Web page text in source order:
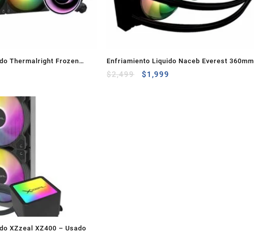
Thermalright Frozen
Amd / Intel
Enfriamiento Liquido Naceb Everest 360mm
Negro
$2,499 $1,999
XZzeal XZ400 – Usado